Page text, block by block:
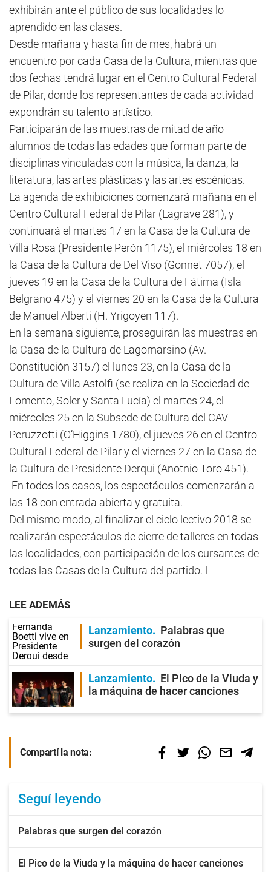
exhibirán ante el público de sus localidades lo
aprendido en las clases.
Desde mañana y hasta fin de mes, habrá un
encuentro por cada Casa de la Cultura, mientras que
dos fechas tendrá lugar en el Centro Cultural Federal
de Pilar, donde los representantes de cada actividad
expondrán su talento artístico.
Participarán de las muestras de mitad de año
alumnos de todas las edades que forman parte de
disciplinas vinculadas con la música, la danza, la
literatura, las artes plásticas y las artes escénicas.
La agenda de exhibiciones comenzará mañana en el
Centro Cultural Federal de Pilar (Lagrave 281), y
continuará el martes 17 en la Casa de la Cultura de
Villa Rosa (Presidente Perón 1175), el miércoles 18 en
la Casa de la Cultura de Del Viso (Gonnet 7057), el
jueves 19 en la Casa de la Cultura de Fátima (Isla
Belgrano 475) y el viernes 20 en la Casa de la Cultura
de Manuel Alberti (H. Yrigoyen 117).
En la semana siguiente, proseguirán las muestras en
la Casa de la Cultura de Lagomarsino (Av.
Constitución 3157) el lunes 23, en la Casa de la
Cultura de Villa Astolfi (se realiza en la Sociedad de
Fomento, Soler y Santa Lucía) el martes 24, el
miércoles 25 en la Subsede de Cultura del CAV
Peruzzotti (O’Higgins 1780), el jueves 26 en el Centro
Cultural Federal de Pilar y el viernes 27 en la Casa de
la Cultura de Presidente Derqui (Anotnio Toro 451).
En todos los casos, los espectáculos comenzarán a
las 18 con entrada abierta y gratuita.
Del mismo modo, al finalizar el ciclo lectivo 2018 se
realizarán espectáculos de cierre de talleres en todas
las localidades, con participación de los cursantes de
todas las Casas de la Cultura del partido. l
LEE ADEMÁS
Lanzamiento
Palabras que
surgen del corazón
Lanzamiento
El Pico de la Viuda y
la máquina de hacer canciones
Compartí la nota:
Seguí leyendo
Palabras que surgen del corazón
El Pico de la Viuda y la máquina de hacer canciones